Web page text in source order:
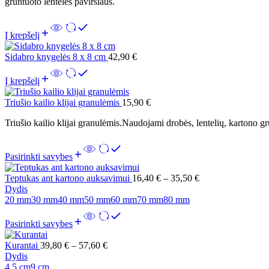
Į krepšelį
Sidabro knygelės 8 x 8 cm 42,90 €
Į krepšelį
Triušio kailio klijai granulėmis 15,90 €
Triušio kailio klijai granulėmis.Naudojami drobės, lentelių, kartono
Pasirinkti savybes
Teptukas ant kartono auksavimui 16,40 € – 35,50 €
Dydis
20 mm30 mm40 mm50 mm60 mm70 mm80 mm
Pasirinkti savybes
Kurantai 39,80 € – 57,60 €
Dydis
4,5 cm9 cm